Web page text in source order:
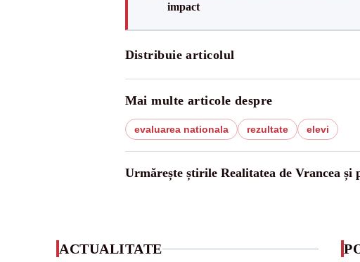
impact
Distribuie articolul
Mai multe articole despre
evaluarea nationala rezultate elevi
Urmărește știrile Realitatea de Vrancea și
ACTUALITATE